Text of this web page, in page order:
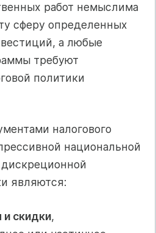
работ немыслима
сферу определенных
а любые
требуют
политики
налогового
национальной
являются:
и скидки,